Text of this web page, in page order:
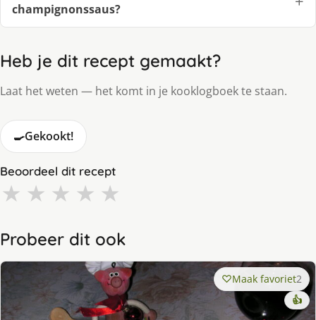
champignonssaus?
Heb je dit recept gemaakt?
Laat het weten — het komt in je kooklogboek te staan.
🍳Gekookt!
Beoordeel dit recept
★ ★ ★ ★ ★
Probeer dit ook
Maak favoriet2
👍